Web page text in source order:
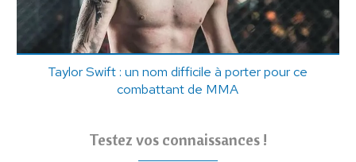
Taylor Swift : un nom difficile à porter pour ce
combattant de MMA
Testez vos connaissances !